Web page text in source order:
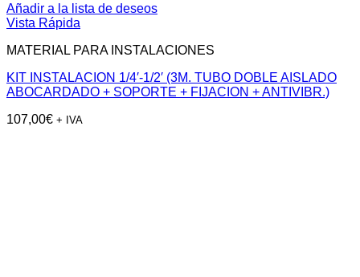
Añadir a la lista de deseos
Vista Rápida
MATERIAL PARA INSTALACIONES
KIT INSTALACION 1/4′-1/2′ (3M. TUBO DOBLE AISLADO
ABOCARDADO + SOPORTE + FIJACION + ANTIVIBR.)
107,00€ + IVA